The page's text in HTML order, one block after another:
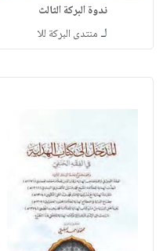
ندوة البركة الثالث
لـ منتدى البركة للا